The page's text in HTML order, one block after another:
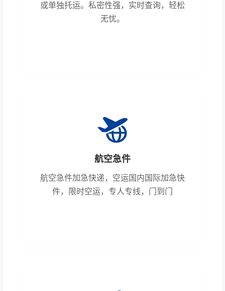
或单独托运。私密性强，实时查询，轻松
无忧。
航空急件
航空急件加急快递，空运国内国际加急快
件，限时空运，专人专线，门到门